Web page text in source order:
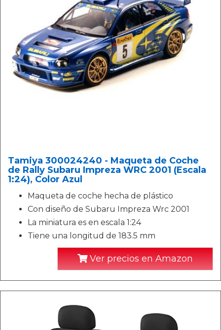
Tamiya 300024240 - Maqueta de Coche
de Rally Subaru Impreza WRC 2001 (Escala
1:24), Color Azul
Maqueta de coche hecha de plástico
Con diseño de Subaru Impreza Wrc 2001
La miniatura es en escala 1:24
Tiene una longitud de 183.5 mm
Ver precios en Amazon